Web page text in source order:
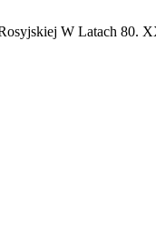
W Latach 80.